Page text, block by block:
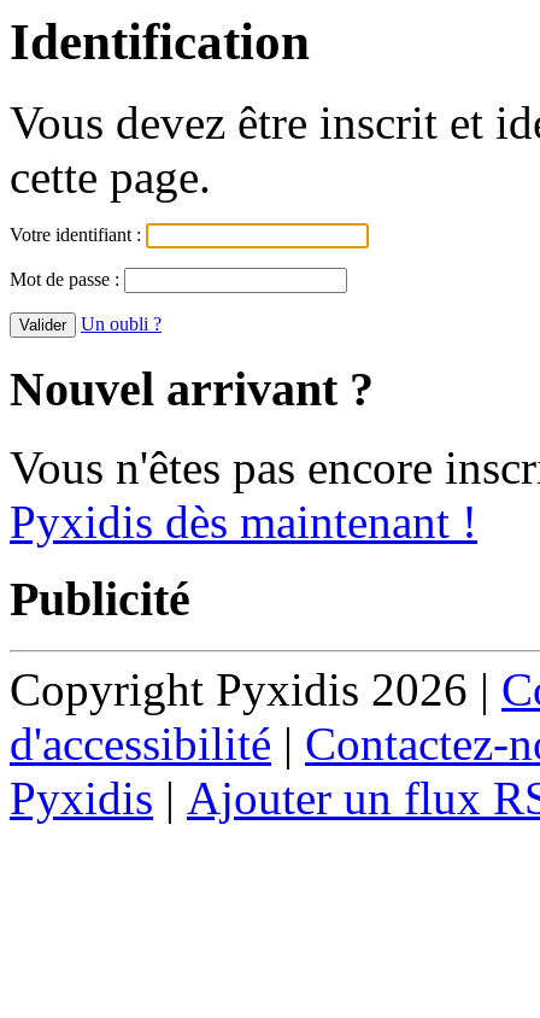
Identification
Vous devez être inscrit et
cette page.
Votre identifiant :
Mot de passe :
Un oubli ?
Nouvel arrivant ?
Vous n'êtes pas encore
Pyxidis dès maintenant !
Publicité
Copyright Pyxidis 2026 |
d'accessibilité | Contactez-
Pyxidis | Ajouter un flux